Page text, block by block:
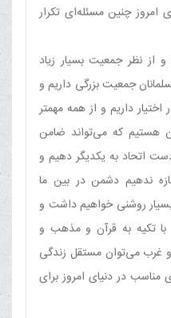
امروز چنین مسئله‌ای تکرار
از نظر جمعیت بسیار زیاد
جمعیت بزرگی داریم و
داریم و از همه مهمتر
هستیم که می‌تواند ضامن
اتحاد به یکدیگر دهیم و
ندهیم دشمن در بین ما
بسیار روشنی خواهیم داشت و
با تکیه به قرآن و مذهب و
غرب می‌توان مستقل زندگی
در دنیای امروز برای